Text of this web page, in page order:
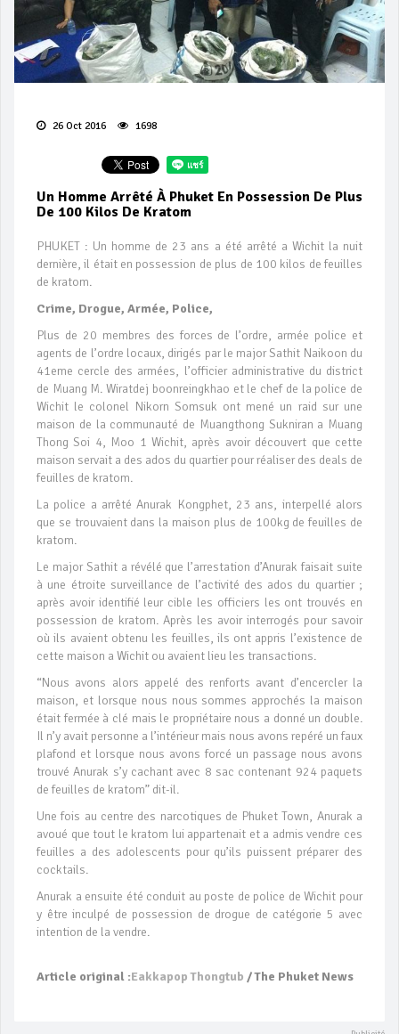
26 Oct 2016 1698
Un Homme Arrêté À Phuket En Possession De Plus
De 100 Kilos De Kratom
PHUKET : Un homme de 23 ans a été arrêté a Wichit la nuit
dernière, il était en possession de plus de 100 kilos de feuilles
de kratom.
Crime, Drogue, Armée, Police,
Plus de 20 membres des forces de l’ordre, armée police et
agents de l’ordre locaux, dirigés par le major Sathit Naikoon du
41eme cercle des armées, l’officier administrative du district
de Muang M. Wiratdej boonreingkhao et le chef de la police de
Wichit le colonel Nikorn Somsuk ont mené un raid sur une
maison de la communauté de Muangthong Sukniran a Muang
Thong Soi 4, Moo 1 Wichit, après avoir découvert que cette
maison servait a des ados du quartier pour réaliser des deals de
feuilles de kratom.
La police a arrêté Anurak Kongphet, 23 ans, interpellé alors
que se trouvaient dans la maison plus de 100kg de feuilles de
kratom.
Le major Sathit a révélé que l’arrestation d’Anurak faisait suite
à une étroite surveillance de l’activité des ados du quartier ;
après avoir identifié leur cible les officiers les ont trouvés en
possession de kratom. Après les avoir interrogés pour savoir
où ils avaient obtenu les feuilles, ils ont appris l’existence de
cette maison a Wichit ou avaient lieu les transactions.
“Nous avons alors appelé des renforts avant d’encercler la
maison, et lorsque nous nous sommes approchés la maison
était fermée à clé mais le propriétaire nous a donné un double.
Il n’y avait personne a l’intérieur mais nous avons repéré un faux
plafond et lorsque nous avons forcé un passage nous avons
trouvé Anurak s’y cachant avec 8 sac contenant 924 paquets
de feuilles de kratom” dit-il.
Une fois au centre des narcotiques de Phuket Town, Anurak a
avoué que tout le kratom lui appartenait et a admis vendre ces
feuilles a des adolescents pour qu’ils puissent préparer des
cocktails.
Anurak a ensuite été conduit au poste de police de Wichit pour
y être inculpé de possession de drogue de catégorie 5 avec
intention de la vendre.
Article original :Eakkapop Thongtub / The Phuket News